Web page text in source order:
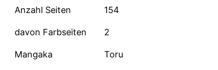
Anzahl Seiten 154
davon Farbseiten 2
Mangaka Toru